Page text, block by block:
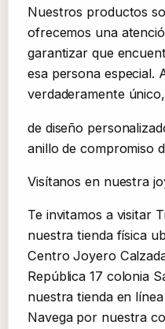
Nuestros productos
ofrecemos una
garantizar que
esa persona especial.
verdaderamente
de diseño
anillo de compromiso
Visítanos en nuestra
Te invitamos a visitar
nuestra tienda física
Centro Joyero
República 17 colonia
nuestra tienda en
Navega por nuestra